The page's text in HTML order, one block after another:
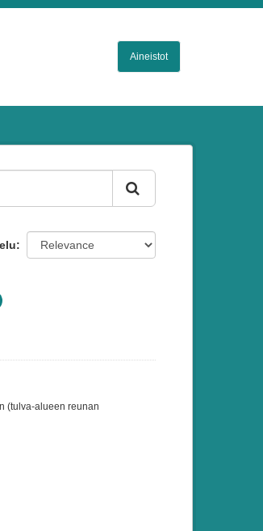
Aineistot
(tulva-alueen reunan